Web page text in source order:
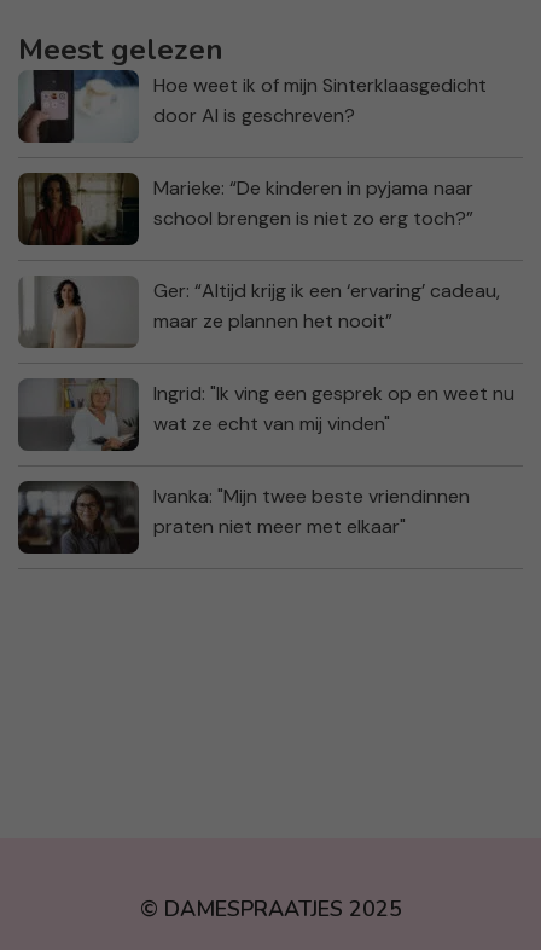
Meest gelezen
Hoe weet ik of mijn Sinterklaasgedicht
door AI is geschreven?
Marieke: “De kinderen in pyjama naar
school brengen is niet zo erg toch?”
Ger: “Altijd krijg ik een ‘ervaring’ cadeau,
maar ze plannen het nooit”
Ingrid: "Ik ving een gesprek op en weet nu
wat ze echt van mij vinden"
Ivanka: "Mijn twee beste vriendinnen
praten niet meer met elkaar"
© DAMESPRAATJES 2025